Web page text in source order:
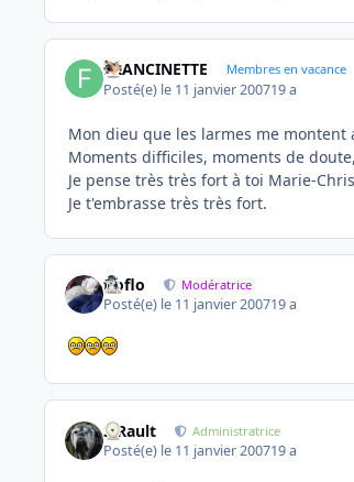
FRANCINETTE Membres en vacance
Posté(e) le 11 janvier 200719 a
Mon dieu que les larmes me
Moments difficiles, moments de
Je pense très très fort à toi Marie-
Je t'embrasse très très fort.
floflo Modératrice
Posté(e) le 11 janvier 200719 a
S.Rault Administratrice
Posté(e) le 11 janvier 200719 a